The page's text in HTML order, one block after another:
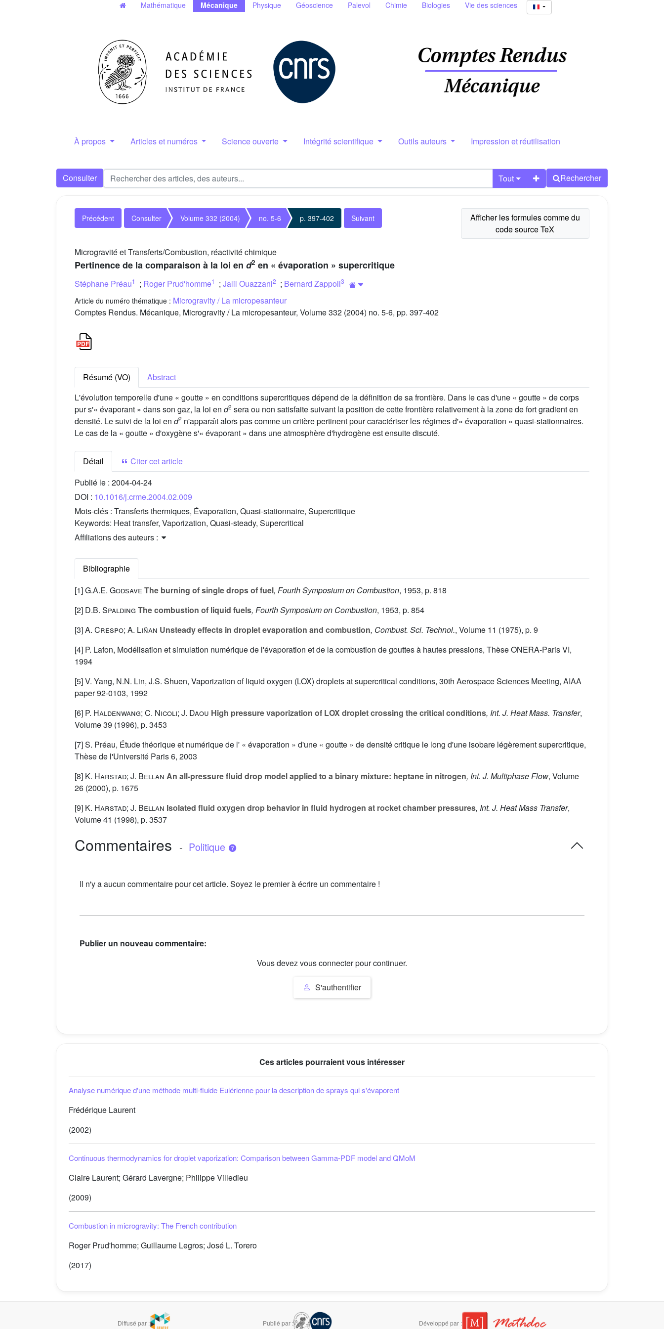
Mathématique Mécanique Physique Géoscience Palevol Chimie Biologies Vie des sciences
À propos Articles et numéros Science ouverte Intégrité scientifique Outils auteurs Impression et réutilisation
Consulter Tout Rechercher
Précédent Consulter Volume 332 (2004) no. 5-6 p. 397-402 Suivant
Microgravité et Transferts/Combustion, réactivité chimique
Pertinence de la comparaison à la loi en d2 en « évaporation » supercritique
Stéphane Préau1 ; Roger Prud'homme1 ; Jalil Ouazzani2 ; Bernard Zappoli3
Article du numéro thématique : Microgravity / La micropesanteur
Comptes Rendus. Mécanique, Microgravity / La micropesanteur, Volume 332 (2004) no. 5-6, pp. 397-402
Résumé (VO)
Abstract
L'évolution temporelle d'une « goutte » en conditions supercritiques dépend de la définition de sa frontière. Dans le cas d'une « goutte » de corps
pur s'« évaporant » dans son gaz, la loi en d2 sera ou non satisfaite suivant la position de cette frontière relativement à la zone de fort gradient en
densité. Le suivi de la loi en d2 n'apparaı̂t alors pas comme un critère pertinent pour caractériser les régimes d'« évaporation » quasi-stationnaires.
Le cas de la « goutte » d'oxygène s'« évaporant » dans une atmosphère d'hydrogène est ensuite discuté.
Détail
Citer cet article
Publié le : 2004-04-24
DOI : 10.1016/j.crme.2004.02.009
Mots-clés : Transferts thermiques, Évaporation, Quasi-stationnaire, Supercritique
Keywords: Heat transfer, Vaporization, Quasi-steady, Supercritical
Affiliations des auteurs :
Bibliographie
[1]G.A.E. Godsave The burning of single drops of fuel, Fourth Symposium on Combustion, 1953, p. 818
[2] D.B. Spalding The combustion of liquid fuels, Fourth Symposium on Combustion, 1953, p. 854
[3]A. Crespo; A. Liñan Unsteady effects in droplet evaporation and combustion, Combust. Sci. Technol., Volume 11 (1975), p. 9
[4] P. Lafon, Modélisation et simulation numérique de l'évaporation et de la combustion de gouttes à hautes pressions, Thèse ONERA-Paris VI,
1994
[5] V. Yang, N.N. Lin, J.S. Shuen, Vaporization of liquid oxygen (LOX) droplets at supercritical conditions, 30th Aerospace Sciences Meeting, AIAA
paper 92-0103, 1992
[6] P. Haldenwang; C. Nicoli; J. Daou High pressure vaporization of LOX droplet crossing the critical conditions, Int. J. Heat Mass. Transfer,
Volume 39 (1996), p. 3453
[7] S. Préau, Étude théorique et numérique de l' « évaporation » d'une « goutte » de densité critique le long d'une isobare légèrement supercritique,
Thèse de l'Université Paris 6, 2003
[8] K. Harstad; J. Bellan An all-pressure fluid drop model applied to a binary mixture: heptane in nitrogen, Int. J. Multiphase Flow, Volume
26 (2000), p. 1675
[9] K. Harstad; J. Bellan Isolated fluid oxygen drop behavior in fluid hydrogen at rocket chamber pressures, Int. J. Heat Mass Transfer,
Volume 41 (1998), p. 3537
Commentaires - Politique
Il n'y a aucun commentaire pour cet article. Soyez le premier à écrire un commentaire !
Publier un nouveau commentaire:
Vous devez vous connecter pour continuer.
S'authentifier
Ces articles pourraient vous intéresser
Analyse numérique d'une méthode multi-fluide Eulérienne pour la description de sprays qui s'évaporent
Frédérique Laurent
(2002)
Continuous thermodynamics for droplet vaporization: Comparison between Gamma-PDF model and QMoM
Claire Laurent; Gérard Lavergne; Philippe Villedieu
(2009)
Combustion in microgravity: The French contribution
Roger Prud'homme; Guillaume Legros; José L. Torero
(2017)
Diffusé par : Publié par : Développé par :